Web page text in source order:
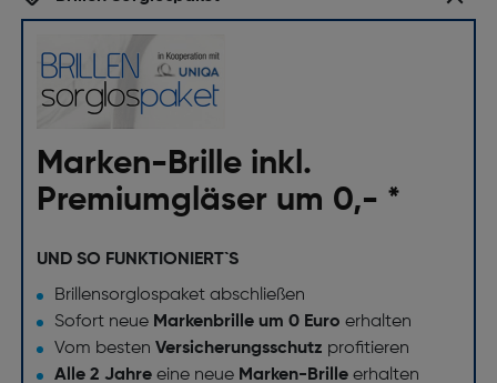
Marken-Brille inkl.
Premiumgläser um 0,- *
UND SO FUNKTIONIERT`S
Brillensorglospaket abschließen
Sofort neue Markenbrille um 0 Euro erhalten
Vom besten Versicherungsschutz profitieren
Alle 2 Jahreeine neue Marken-Brille erhalten